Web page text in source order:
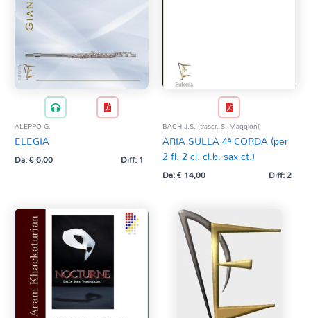
ALEPPO G.
ELEGIA
Da:€6,00 Diff: 1
BACH J.S. (trascr. S. Maggioni)
ARIA SULLA 4ª CORDA (per
2 fl. 2 cl. cl.b. sax ct.)
Da:€14,00 Diff: 2